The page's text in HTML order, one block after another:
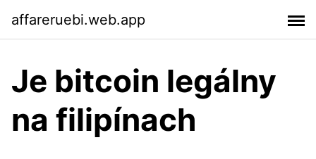
affareruebi.web.app
Je bitcoin legálny
na filipínach